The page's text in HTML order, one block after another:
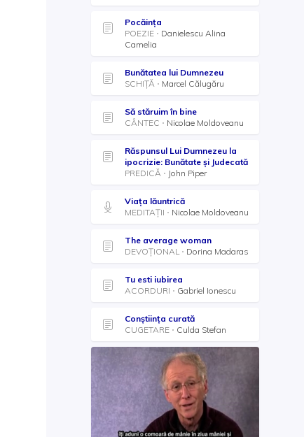
Pocăința
POEZIE
Danielescu Alina
Camelia
Bunătatea lui Dumnezeu
SCHIȚĂ
Marcel Călugăru
Să stăruim în bine
CÂNTEC
Nicolae Moldoveanu
Răspunsul Lui Dumnezeu la
ipocrizie: Bunătate și Judecată
PREDICĂ
John Piper
Viața lăuntrică
MEDITAȚII
Nicolae Moldoveanu
The average woman
DEVOȚIONAL
Dorina Madaras
Tu esti iubirea
ACORDURI
Gabriel Ionescu
Conștiința curată
CUGETARE
Culda Stefan